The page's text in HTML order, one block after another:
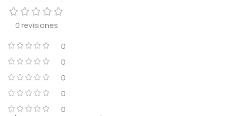
0 revisiones
0
0
0
0
0